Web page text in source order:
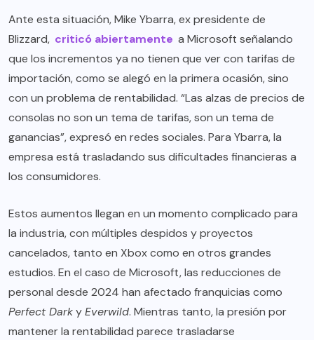
Ante esta situación, Mike Ybarra, ex presidente de
Blizzard, criticó abiertamente a Microsoft señalando
que los incrementos ya no tienen que ver con tarifas de
importación, como se alegó en la primera ocasión, sino
con un problema de rentabilidad. “Las alzas de precios de
consolas no son un tema de tarifas, son un tema de
ganancias”, expresó en redes sociales. Para Ybarra, la
empresa está trasladando sus dificultades financieras a
los consumidores.
Estos aumentos llegan en un momento complicado para
la industria, con múltiples despidos y proyectos
cancelados, tanto en Xbox como en otros grandes
estudios. En el caso de Microsoft, las reducciones de
personal desde 2024 han afectado franquicias como
Perfect DarkyEverwild. Mientras tanto, la presión por
mantener la rentabilidad parece trasladarse